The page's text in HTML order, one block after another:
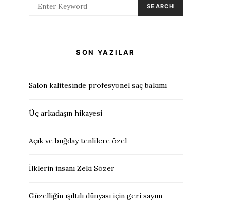
SEARCH
SON YAZILAR
Salon kalitesinde profesyonel saç bakımı
Üç arkadaşın hikayesi
Açık ve buğday tenlilere özel
İlklerin insanı Zeki Sözer
Güzelliğin ışıltılı dünyası için geri sayım